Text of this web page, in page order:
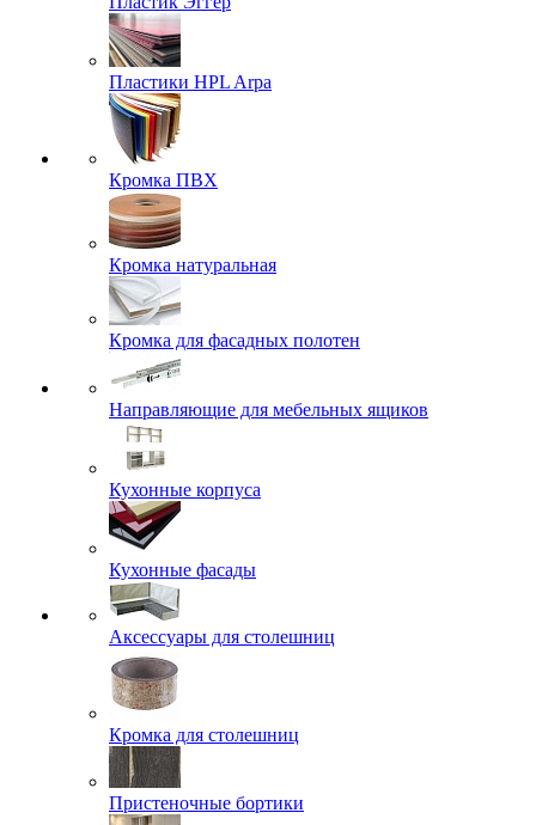
Пластики HPL Arpa
Кромка ПВХ
Кромка натуральная
Кромка для фасадных полотен
Направляющие для мебельных ящиков
Кухонные корпуса
Кухонные фасады
Аксессуары для столешниц
Кромка для столешниц
Пристеночные бортики